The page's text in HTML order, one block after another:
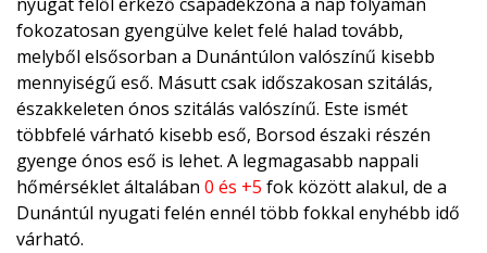
fokozatosan gyengülve kelet felé halad tovább,
melyből elsősorban a Dunántúlon valószínű kisebb
mennyiségű eső. Másutt csak időszakosan szitálás,
északkeleten ónos szitálás valószínű. Este ismét
többfelé várható kisebb eső, Borsod északi részén
gyenge ónos eső is lehet. A legmagasabb nappali
hőmérséklet általában 0 és +5 fok között alakul, de a
Dunántúl nyugati felén ennél több fokkal enyhébb idő
várható.